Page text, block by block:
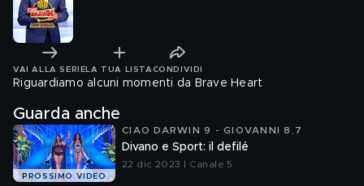
VAI ALLA SERIE LA TUA LISTA CONDIVIDI
Riguardiamo alcuni momenti da Brave Heart
Guarda anche
PROSSIMO VIDEO
CIAO DARWIN 9 - GIOVANNI 8,7
Divano e Sport: il defilé
22 dic 2023 | Canale 5